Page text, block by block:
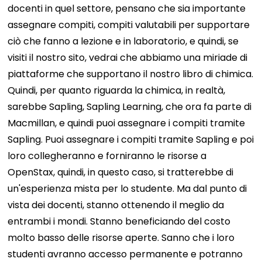
docenti in quel settore, pensano che sia importante
assegnare compiti, compiti valutabili per supportare
ciò che fanno a lezione e in laboratorio, e quindi, se
visiti il ​​nostro sito, vedrai che abbiamo una miriade di
piattaforme che supportano il nostro libro di chimica.
Quindi, per quanto riguarda la chimica, in realtà,
sarebbe Sapling, Sapling Learning, che ora fa parte di
Macmillan, e quindi puoi assegnare i compiti tramite
Sapling. Puoi assegnare i compiti tramite Sapling e poi
loro collegheranno e forniranno le risorse a
OpenStax, quindi, in questo caso, si tratterebbe di
un'esperienza mista per lo studente. Ma dal punto di
vista dei docenti, stanno ottenendo il meglio da
entrambi i mondi. Stanno beneficiando del costo
molto basso delle risorse aperte. Sanno che i loro
studenti avranno accesso permanente e potranno